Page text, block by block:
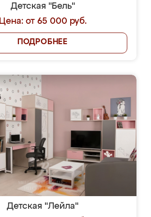
Детская "Бель"
Цена: от 65 000 руб.
ПОДРОБНЕЕ
Детская "Лейла"